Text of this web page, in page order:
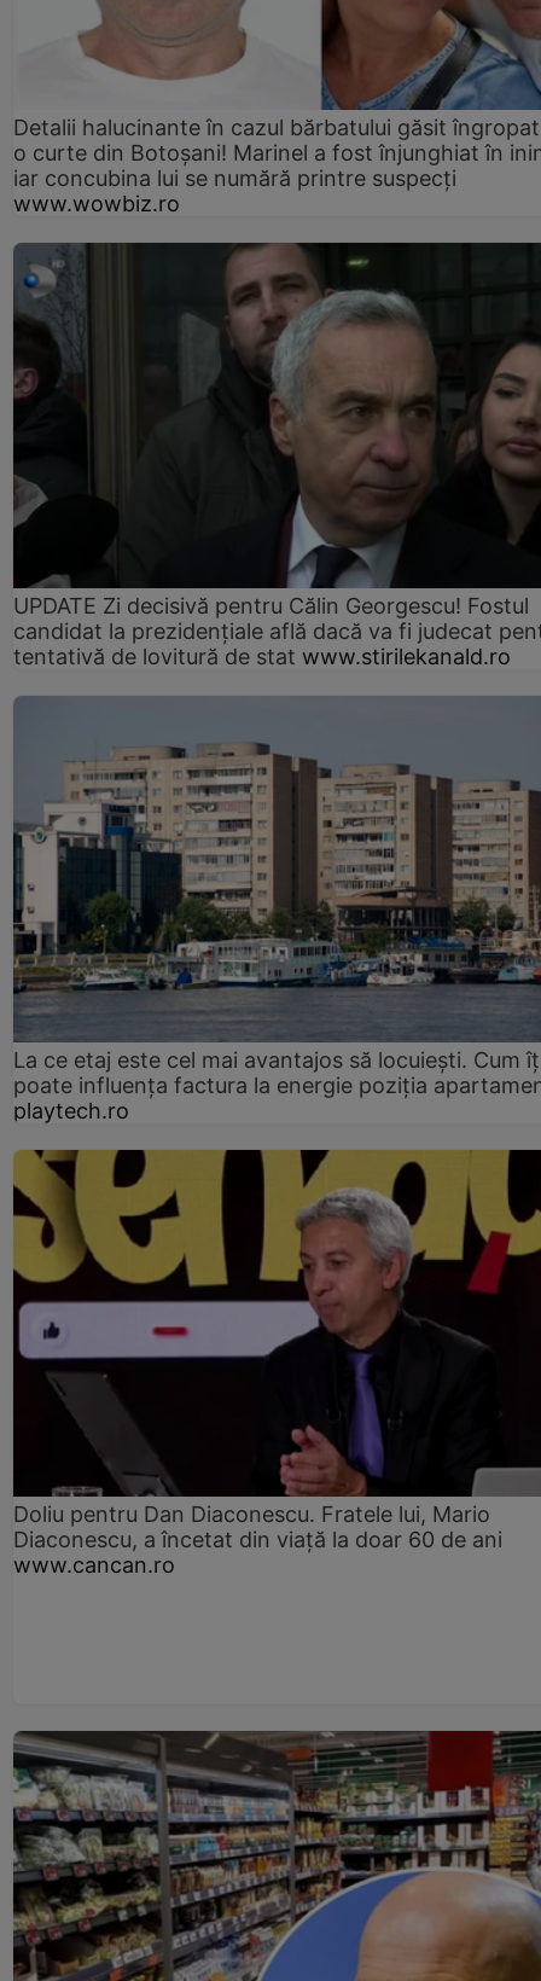
Detalii halucinante în cazul bărbatului găsit
o curte din Botoșani! Marinel a fost înjunghiat în
iar concubina lui se numără printre suspecți
www.wowbiz.ro
UPDATE Zi decisivă pentru Călin Georgescu! Fostul
candidat la prezidențiale află dacă va fi judecat
tentativă de lovitură de stat www.stirilekanald.ro
La ce etaj este cel mai avantajos să locuiești. Cum
poate influența factura la energie poziția
playtech.ro
Doliu pentru Dan Diaconescu. Fratele lui, Mario
Diaconescu, a încetat din viață la doar 60 de ani
www.cancan.ro